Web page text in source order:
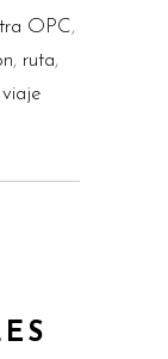
OPC,
, ruta,
viaje